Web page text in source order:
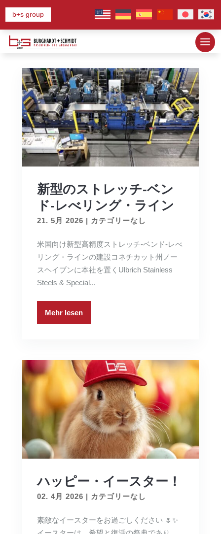
b+s group
新型のストレッチ-ベン
ド-レべリング・ライン
21. 5月 2026 | カテゴリーなし
米国向け新型高精度ストレッチ-ベンド-レべ
リング・ラインの建設コネチカット州ノー
スヘイブンに本社を置くUlbrich Stainless
Steels & Special...
Mehr lesen
ハッピー・イースター！
02. 4月 2026 | カテゴリーなし
素敵なイースターをお過ごしください 🌷✨